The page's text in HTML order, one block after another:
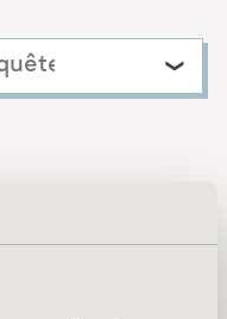
us, our products or